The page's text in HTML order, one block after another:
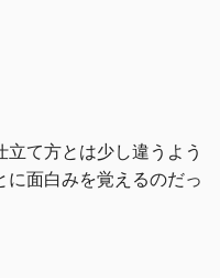
て方とは少し違うよう
面白みを覚えるのだっ